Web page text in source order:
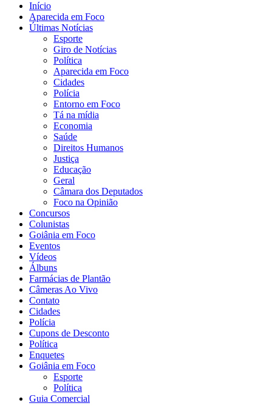
Início
Aparecida em Foco
Últimas Notícias
Esporte
Giro de Notícias
Política
Aparecida em Foco
Cidades
Polícia
Entorno em Foco
Tá na mídia
Economia
Saúde
Direitos Humanos
Justiça
Educação
Geral
Câmara dos Deputados
Foco na Opinião
Concursos
Colunistas
Goiânia em Foco
Eventos
Vídeos
Álbuns
Farmácias de Plantão
Câmeras Ao Vivo
Contato
Cidades
Polícia
Cupons de Desconto
Política
Enquetes
Goiânia em Foco
Esporte
Política
Guia Comercial